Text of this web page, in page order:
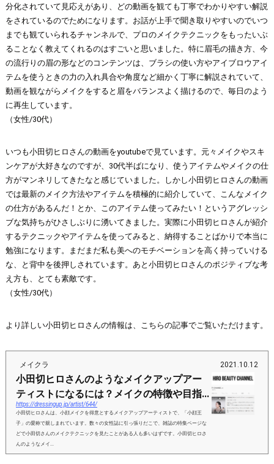
分化されていて見応えがあり、どの動画を観ても丁寧でわかりやすい解説
をされているのでためになります。お話が上手で聞き取りやすいのでいつ
までも観ていられるチャンネルで、プロのメイクテクニックをもったいぶ
ることなく教えてくれるのはすごいと思いました。特に眉毛の描き方、今
の流行りの眉の形などのコンテンツは、ブラシの使い方やアイブロウアイ
テムを使うときの力の入れ具合や角度など細かく丁寧に解説されていて、
動画を観ながらメイクをすると眉をバランスよく描けるので、毎日のよう
に再生しています。
（女性/30代）
いつも小田切ヒロさんの動画をyoutubeで見ています。元々メイクやスキ
ンケアが大好きなのですが、30代半ばになり、使うアイテムやメイクの仕
方がマンネリしてきたなと感じていました。しかし小田切ヒロさんの動画
では最新のメイク方法やアイテムを積極的に紹介していて、こんなメイク
の仕方があるんだ！とか、このアイテム使ってみたい！というアグレッシ
ブな気持ちがひさしぶりに湧いてきました。実際に小田切ヒロさんが紹介
するテクニックやアイテムを使ってみると、納得することばかりで本当に
勉強になります。まだまだ私も美へのモチベーションを高く持っていける
な、と背中を後押しされています。あと小田切ヒロさんのポジティブな考
え方も、とても素敵です。
（女性/30代）
より詳しい小田切ヒロさんの情報は、こちらの記事でご覧いただけます。
メイクラ 2021.10.12
小田切ヒロさんのようなメイクアップアー
ティストになるには？メイクの特徴や目指...
https://dressingup.jp/artist/644/
小田切ヒロさんは、小顔メイクを得意とするメイクアップアーティストで、「小顔王
子」の愛称で親しまれています。数々の女性誌に引っ張りだこで、雑誌の特集ページな
どで小田切さんのメイクテクニックを見たことがある人も多いはずです。小田切ヒロさ
んのようなメイ...